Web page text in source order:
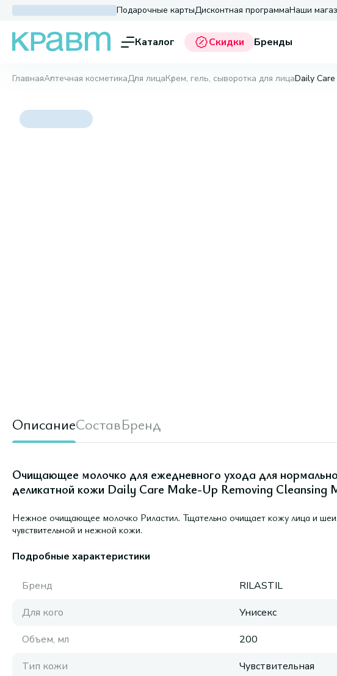
Подарочные картыДисконтная программаНаши
Каталог Скидки Бренды
ГлавнаяАптечная косметикаДля лицаКрем, гель, сыворотка для лицаDaily
ОписаниеСоставБренд
Очищающее молочко для ежедневного ухода для
деликатной кожи Daily Care Make-Up Removing Cleansing
Нежное очищающее молочко Риластил. Тщательно очищает кожу лица и
чувствительной и нежной кожи.
Подробные характеристики
Бренд
RILASTIL
Для кого
Унисекс
Объем, мл
200
Тип кожи
Чувствительная